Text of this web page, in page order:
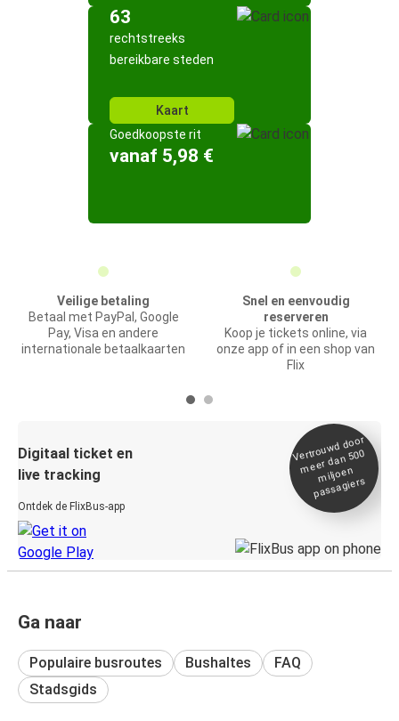
63
rechtstreeks
bereikbare steden
Kaart
Goedkoopste rit
vanaf 5,98 €
Veilige betaling
Betaal met PayPal, Google
Pay, Visa en andere
internationale betaalkaarten
Snel en eenvoudig
reserveren
Koop je tickets online, via
onze app of in een shop van
Flix
Digitaal ticket en
live tracking
Ontdek de FlixBus-app
Vertrou
wd door
meer dan 500
miljoen
passagiers
Ga naar
Populaire busroutes Bushaltes
FAQ
Stadsgids